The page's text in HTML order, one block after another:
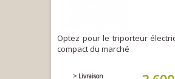
Optez pour le triporteur
compact du marché
> Livraison